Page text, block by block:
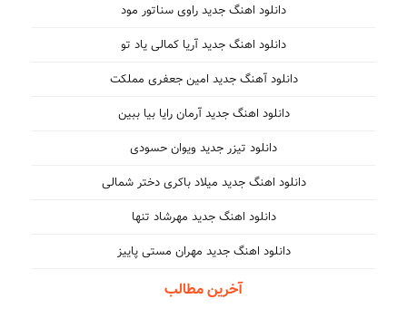
دانلود اهنگ جدید راوی سناتور مود
دانلود اهنگ جدید آریا کمالی یاد تو
دانلود آهنگ جدید امین جعفری مملکت
دانلود اهنگ جدید آرمان رایا بیا ببین
دانلود تیزر جدید ویوان حسودی
دانلود اهنگ جدید میلاد باکری دختر شمالی
دانلود اهنگ جدید مهرشاد تنها
دانلود اهنگ جدید مهران مستی پاییز
آخرین مطالب